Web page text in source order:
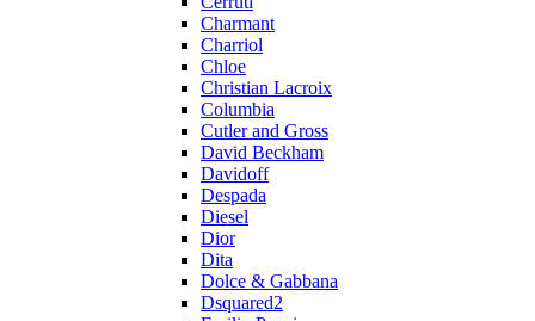
Charmant
Charriol
Chloe
Christian Lacroix
Columbia
Cutler and Gross
David Beckham
Davidoff
Despada
Diesel
Dior
Dita
Dolce & Gabbana
Dsquared2